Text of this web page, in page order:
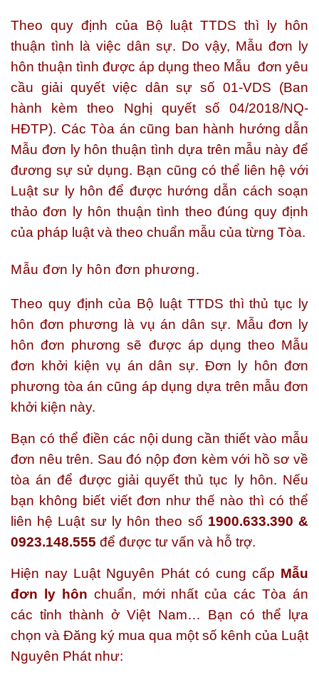
Theo quy định của Bộ luật TTDS thì ly hôn
thuận tình là việc dân sự. Do vậy, Mẫu đơn ly
hôn thuận tình được áp dụng theo Mẫu đơn yêu
cầu giải quyết việc dân sự số 01-VDS (Ban
hành kèm theo Nghị quyết số 04/2018/NQ-
HĐTP). Các Tòa án cũng ban hành hướng dẫn
Mẫu đơn ly hôn thuận tình dựa trên mẫu này để
đương sự sử dụng. Bạn cũng có thể liên hệ với
Luật sư ly hôn để được hướng dẫn cách soạn
thảo đơn ly hôn thuận tình theo đúng quy định
của pháp luật và theo chuẩn mẫu của từng Tòa.
Mẫu đơn ly hôn đơn phương.
Theo quy định của Bộ luật TTDS thì thủ tục ly
hôn đơn phương là vụ án dân sự. Mẫu đơn ly
hôn đơn phương sẽ được áp dụng theo Mẫu
đơn khởi kiện vụ án dân sự. Đơn ly hôn đơn
phương tòa án cũng áp dụng dựa trên mẫu đơn
khởi kiện này.
Bạn có thể điền các nội dung cần thiết vào mẫu
đơn nêu trên. Sau đó nộp đơn kèm với hồ sơ về
tòa án để được giải quyết thủ tục ly hôn. Nếu
bạn không biết viết đơn như thế nào thì có thể
liên hệ Luật sư ly hôn theo số 1900.633.390 &
0923.148.555 để được tư vấn và hỗ trợ.
Hiện nay Luật Nguyên Phát có cung cấp Mẫu
đơn ly hôn chuẩn, mới nhất của các Tòa án
các tỉnh thành ở Việt Nam… Bạn có thể lựa
chọn và Đăng ký mua qua một số kênh của Luật
Nguyên Phát như: